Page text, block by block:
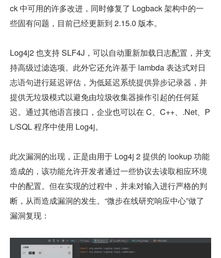
ck 中可用的许多改进，同时修复了 Logback 架构中的一
些固有问题，目前已经更新到 2.15.0 版本。
Log4j2 也支持 SLF4J，可以自动重新加载日志配置，并支
持高级过滤选项。此外它还允许基于 lambda 表达式对日
志语句进行延迟评估，为低延迟系统提供异步记录器，并
提供无垃圾模式以避免由垃圾收集器操作引起的任何延
迟。通过其他语言接口，企业也可以在 C、C++、.Net、P
L/SQL 程序中使用 Log4j。
此次漏洞的出现，正是由用于 Log4j 2 提供的 lookup 功能
造成的，该功能允许开发者通过一些协议去读取相应环境
中的配置。但在实现的过程中，并未对输入进行严格的判
断，从而造成漏洞的发生。“微步在线研究响应中心”做了
漏洞复现：